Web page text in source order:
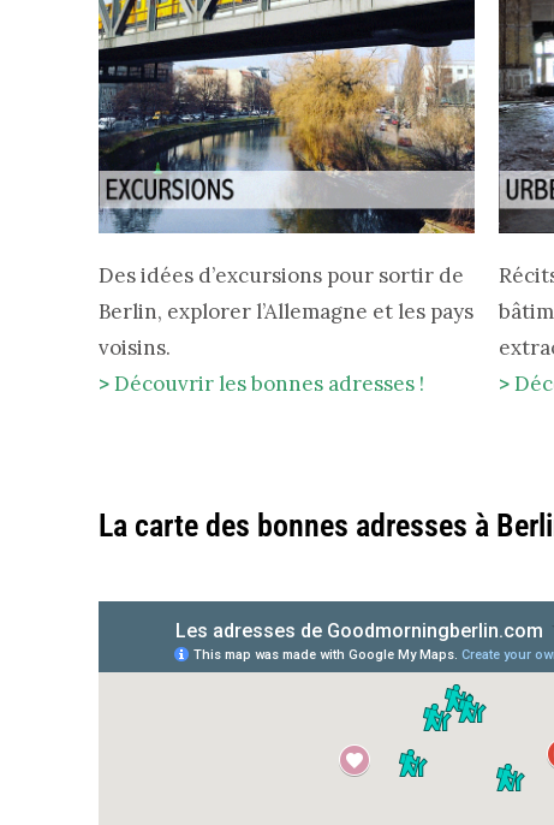
Des idées d’excursions pour sortir de
Berlin, explorer l’Allemagne et les pays
voisins.
>Découvrir les bonnes adresses !
>
La carte des bonnes adresses à